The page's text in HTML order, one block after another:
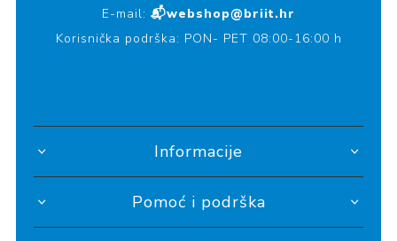
E-mail: 📬webshop@briit.hr
Korisnička podrška: PON- PET 08:00-16:00 h
Informacije
Pomoć i podrška